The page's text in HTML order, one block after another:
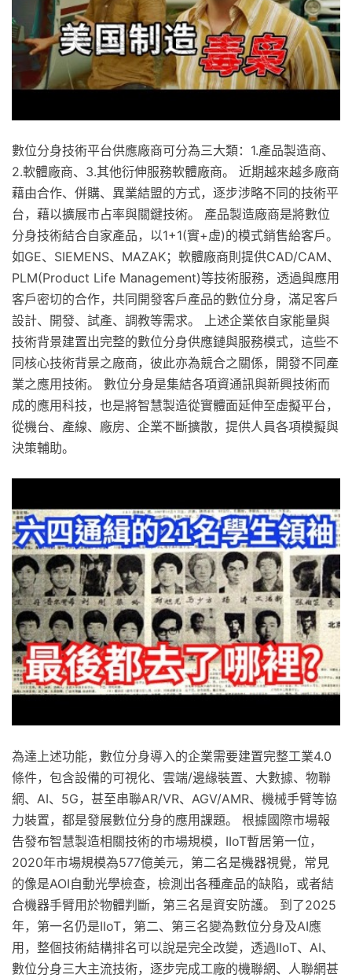
數位分身技術平台供應廠商可分為三大類：1.產品製造商、
2.軟體廠商、3.其他衍伸服務軟體廠商。 近期越來越多廠商
藉由合作、併購、異業結盟的方式，逐步涉略不同的技術平
台，藉以擴展市占率與關鍵技術。 產品製造廠商是將數位
分身技術結合自家產品，以1+1(實+虛)的模式銷售給客戶。
如GE、SIEMENS、MAZAK；軟體廠商則提供CAD/CAM、
PLM(Product Life Management)等技術服務，透過與應用
客戶密切的合作，共同開發客戶產品的數位分身，滿足客戶
設計、開發、試產、調教等需求。 上述企業依自家能量與
技術背景建置出完整的數位分身供應鏈與服務模式，這些不
同核心技術背景之廠商，彼此亦為競合之關係，開發不同產
業之應用技術。 數位分身是集結各項資通訊與新興技術而
成的應用科技，也是將智慧製造從實體面延伸至虛擬平台，
從機台、產線、廠房、企業不斷擴散，提供人員各項模擬與
決策輔助。
為達上述功能，數位分身導入的企業需要建置完整工業4.0
條件，包含設備的可視化、雲端/邊緣裝置、大數據、物聯
網、AI、5G，甚至串聯AR/VR、AGV/AMR、機械手臂等協
力裝置，都是發展數位分身的應用課題。 根據國際市場報
告發布智慧製造相關技術的市場規模，IIoT暫居第一位，
2020年市場規模為577億美元，第二名是機器視覺，常見
的像是AOI自動光學檢查，檢測出各種產品的缺陷，或者結
合機器手臂用於物體判斷，第三名是資安防護。 到了2025
年，第一名仍是IIoT，第二、第三名變為數位分身及AI應
用，整個技術結構排名可以說是完全改變，透過IIoT、AI、
數位分身三大主流技術，逐步完成工廠的機聯網、人聯網甚